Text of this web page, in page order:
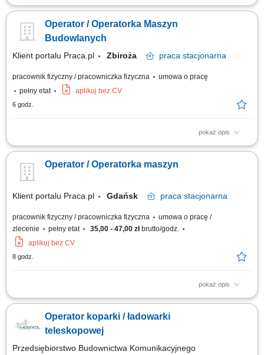
Opis stanowiska obsługa żurawia wieżowego w ramach projektów
montażowych i transportowych, utrzymanie porządku i bezpieczeństwa na
stanowisku pracy, współpraca z zespołem w celu terminowej realizacji
Operator / Operatorka Maszyn
Budowlanych
Klient portalu Praca.pl Zbiroża praca stacjonarna
pracownik fizyczny / pracowniczka fizyczna
umowa o pracę
pełny etat
aplikuj bez CV
6 godz.
pokaż opis
Obsługa maszyn ciężkich, w tym koparki, ładowarki lub pogłębiarki
obowiązującymi standardami. Kontrolowanie stanu technicznego
obsługiwanego sprzętu. Przestrzeganie zasad BHP oraz obowiązujących
Operator / Operatorka maszyn
Klient portalu Praca.pl Gdańsk praca stacjonarna
pracownik fizyczny / pracowniczka fizyczna
umowa o pracę /
zlecenie
pełny etat 35,00 - 47,00 złbrutto/godz.
aplikuj bez CV
8 godz.
pokaż opis
Obsługa koparek, ładowarek oraz wozideł na terenie budowy. Dbanie o
pomocniczych na budowie.
Operator koparki / ładowarki
teleskopowej
Przedsiębiorstwo Budownictwa Komunikacyjnego